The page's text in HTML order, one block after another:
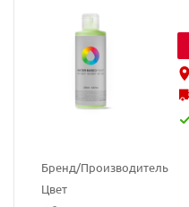
Бренд/Производитель
Цвет